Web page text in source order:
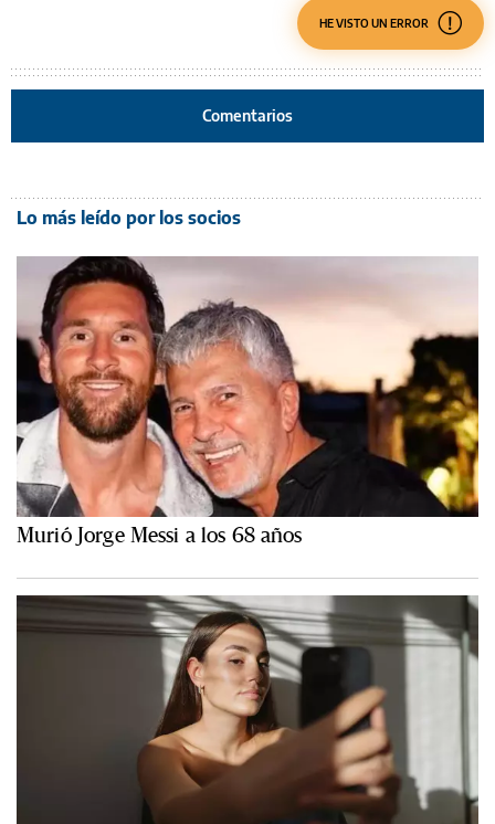
HE VISTO UN ERROR
Comentarios
Lo más leído por los socios
Murió Jorge Messi a los 68 años